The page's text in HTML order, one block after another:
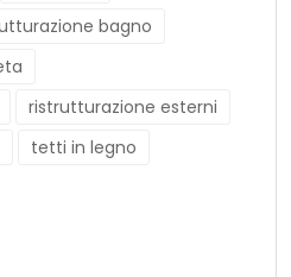
bagno
ristrutturazione esterni
tetti in legno